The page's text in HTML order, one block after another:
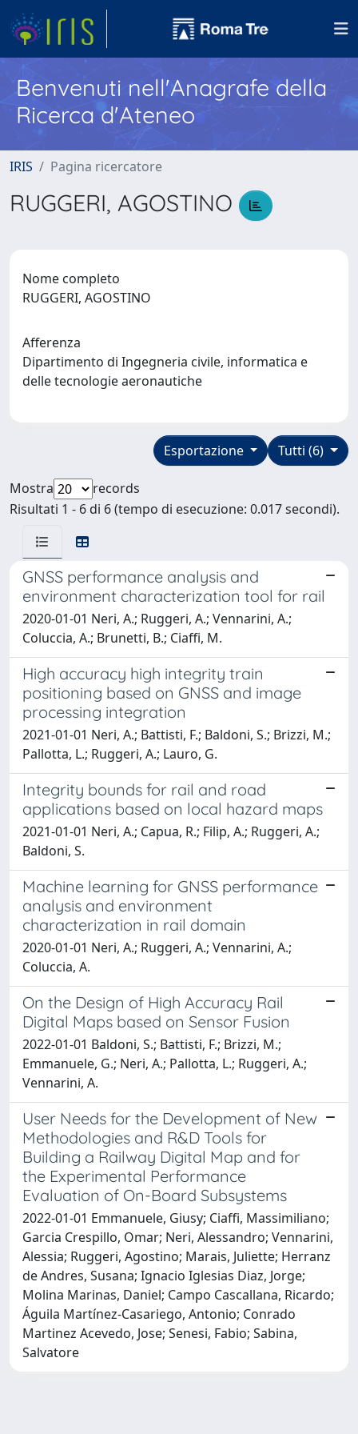
Benvenuti nell'Anagrafe della
Ricerca d'Ateneo
IRIS Pagina ricercatore
RUGGERI, AGOSTINO
Nome completo
RUGGERI, AGOSTINO
Afferenza
Dipartimento di Ingegneria civile, informatica e
delle tecnologie aeronautiche
Tutti (6)
Esportazione
Mostra
records
Risultati 1 - 6 di 6 (tempo di esecuzione: 0.017 secondi).
GNSS performance analysis and
environment characterization tool for rail
2020-01-01 Neri, A.; Ruggeri, A.; Vennarini, A.;
Coluccia, A.; Brunetti, B.; Ciaffi, M.
High accuracy high integrity train
positioning based on GNSS and image
processing integration
2021-01-01 Neri, A.; Battisti, F.; Baldoni, S.; Brizzi, M.;
Pallotta, L.; Ruggeri, A.; Lauro, G.
Integrity bounds for rail and road
applications based on local hazard maps
2021-01-01 Neri, A.; Capua, R.; Filip, A.; Ruggeri, A.;
Baldoni, S.
Machine learning for GNSS performance
analysis and environment
characterization in rail domain
2020-01-01 Neri, A.; Ruggeri, A.; Vennarini, A.;
Coluccia, A.
On the Design of High Accuracy Rail
Digital Maps based on Sensor Fusion
2022-01-01 Baldoni, S.; Battisti, F.; Brizzi, M.;
Emmanuele, G.; Neri, A.; Pallotta, L.; Ruggeri, A.;
Vennarini, A.
User Needs for the Development of New
Methodologies and R&D Tools for
Building a Railway Digital Map and for
the Experimental Performance
Evaluation of On-Board Subsystems
2022-01-01 Emmanuele, Giusy; Ciaffi, Massimiliano;
Garcia Crespillo, Omar; Neri, Alessandro; Vennarini,
Alessia; Ruggeri, Agostino; Marais, Juliette; Herranz
de Andres, Susana; Ignacio Iglesias Diaz, Jorge;
Molina Marinas, Daniel; Campo Cascallana, Ricardo;
Águila Martínez-Casariego, Antonio; Conrado
Martinez Acevedo, Jose; Senesi, Fabio; Sabina,
Salvatore